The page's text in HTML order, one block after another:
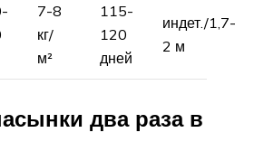
7-8
кг/
м²
115-
120
дней
индет./1,7-
2 м
два раза в